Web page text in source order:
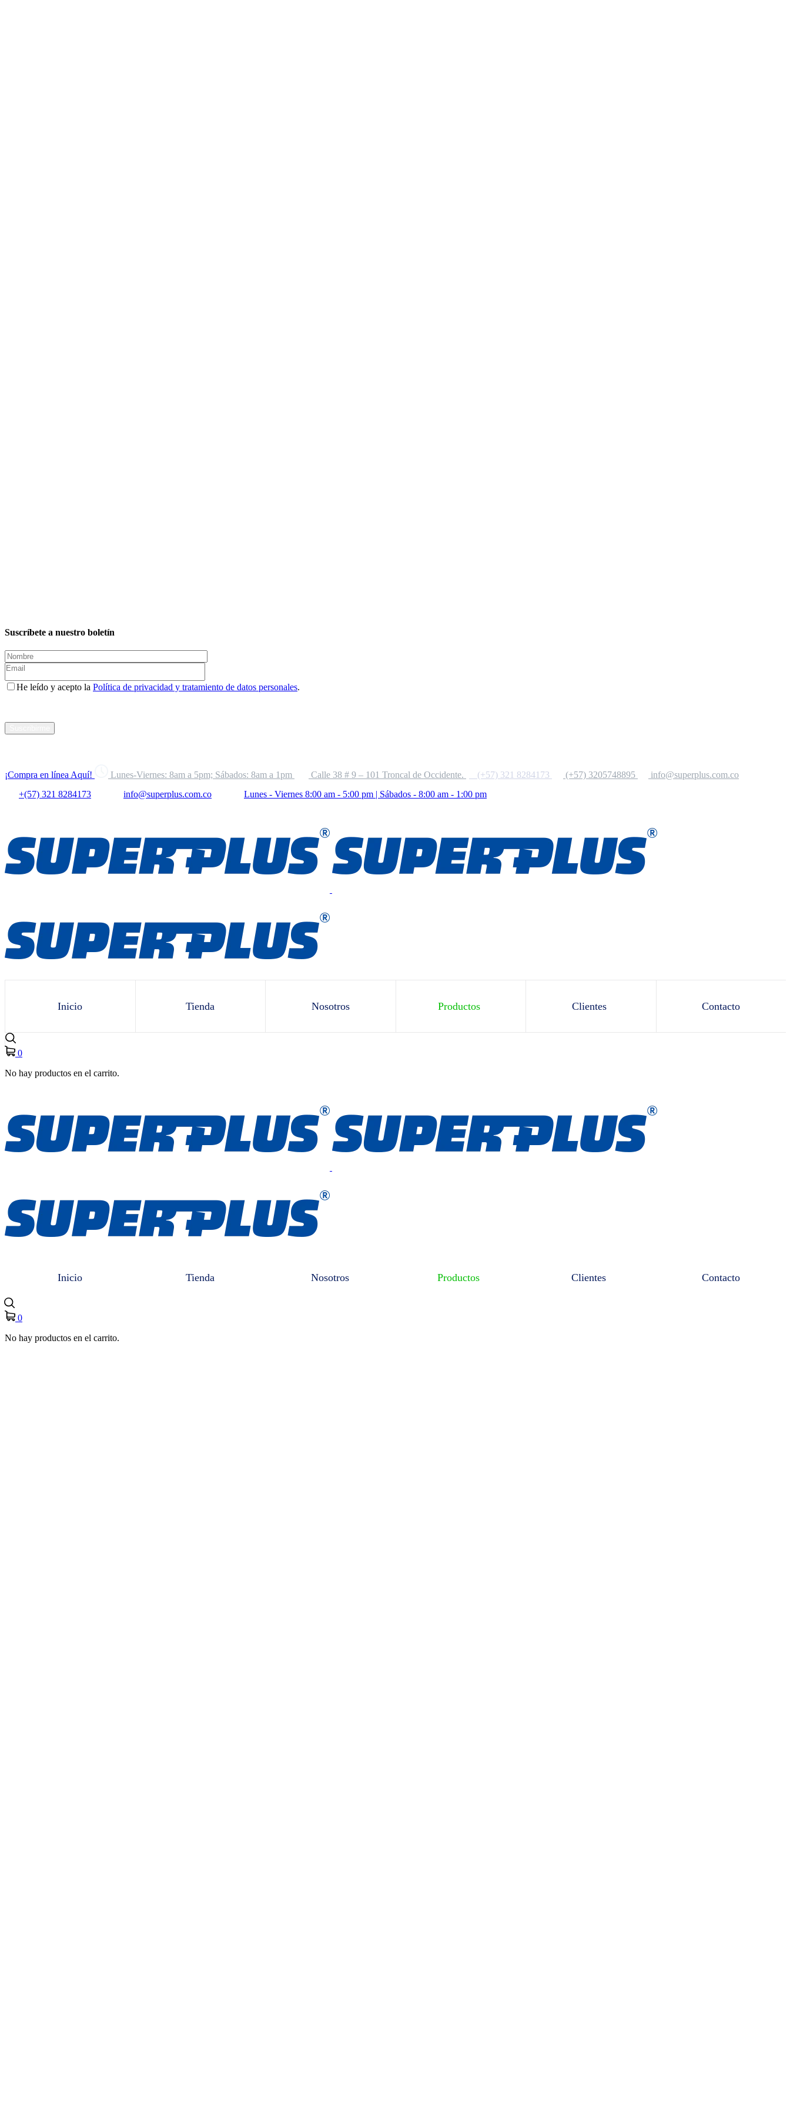
Suscríbete a nuestro boletín
He leído y acepto la Política de privacidad y tratamiento de datos personales.
¡Compra en línea Aquí! Lunes-Viernes: 8am a 5pm; Sábados: 8am a 1pm Calle 38 # 9 – 101 Troncal de Occidente. (+57) 321 8284173 (+57) 3205748895
info@superplus.com.co
+(57) 321 8284173
info@superplus.com.co Lunes - Viernes 8:00 am - 5:00 pm | Sábados - 8:00 am - 1:00 pm
Inicio Tienda Nosotros Productos Clientes Contacto
0
No hay productos en el carrito.
Inicio Tienda Nosotros Productos Clientes Contacto
0
No hay productos en el carrito.